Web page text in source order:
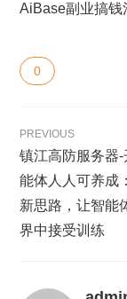
AiBase副业搞钱
0
PREVIOUS
镇江高防服务器-
能体人人可养成
新思路，让智能
界中接受训练